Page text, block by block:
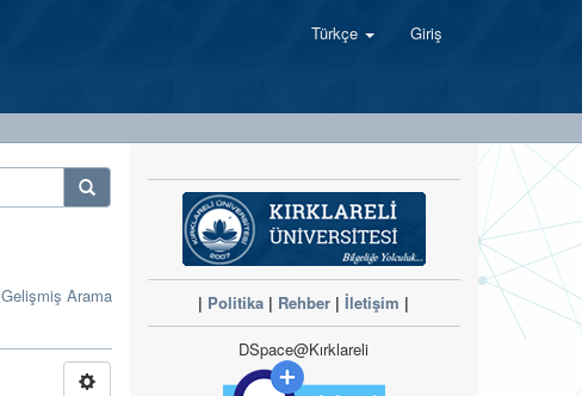
Türkçe Giriş
Gelişmiş Arama
| Politika | Rehber |İletişim |
DSpace@Kırklareli